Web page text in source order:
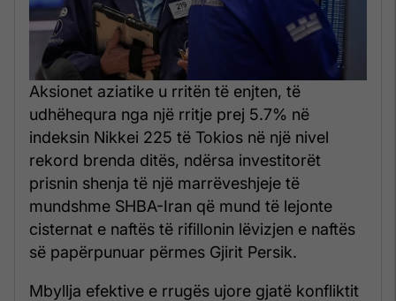
Aksionet aziatike u rritën të enjten, të
udhëhequra nga një rritje prej 5.7% në
indeksin Nikkei 225 të Tokios në një nivel
rekord brenda ditës, ndërsa investitorët
prisnin shenja të një marrëveshjeje të
mundshme SHBA-Iran që mund të lejonte
cisternat e naftës të rifillonin lëvizjen e naftës
së papërpunuar përmes Gjirit Persik.
Mbyllja efektive e rrugës ujore gjatë konfliktit